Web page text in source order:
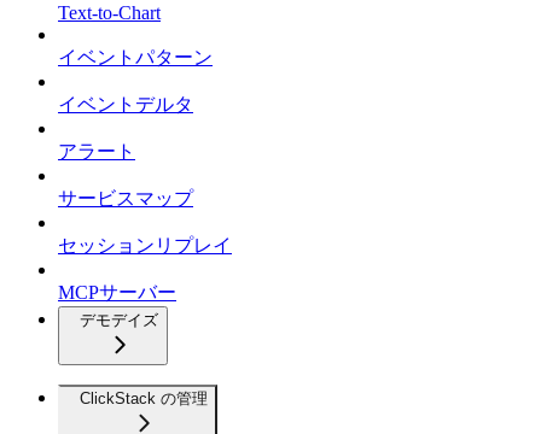
Text-to-Chart
イベントパターン
イベントデルタ
アラート
サービスマップ
セッションリプレイ
MCPサーバー
デモデイズ
ClickStack の管理